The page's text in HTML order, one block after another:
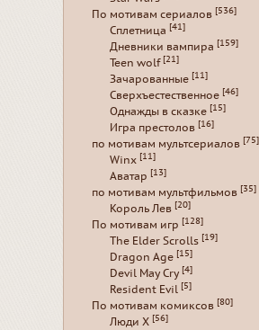
По мотивам сериалов [536]
Сплетница [41]
Дневники вампира [159]
Teen wolf [21]
Зачарованные [11]
Сверхъестественное [46]
Однажды в сказке [15]
Игра престолов [16]
по мотивам мультсериалов [75]
Winx [11]
Аватар [13]
по мотивам мультфильмов [35]
Король Лев [20]
По мотивам игр [128]
The Elder Scrolls [19]
Dragon Age [15]
Devil May Cry [4]
Resident Evil [5]
По мотивам комиксов [80]
Люди Х [56]